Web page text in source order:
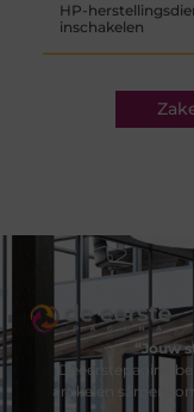
HP-
inschakelen
“Jouw
artikelen